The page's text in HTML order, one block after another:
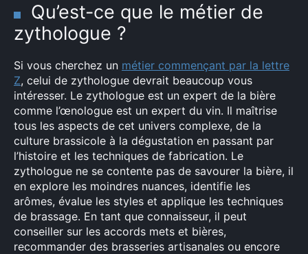
Qu’est-ce que le métier de
zythologue ?
Si vous cherchez un métier commençant par la lettre
Z, celui de zythologue devrait beaucoup vous
intéresser. Le zythologue est un expert de la bière
comme l’œnologue est un expert du vin. Il maîtrise
tous les aspects de cet univers complexe, de la
culture brassicole à la dégustation en passant par
l’histoire et les techniques de fabrication. Le
zythologue ne se contente pas de savourer la bière, il
en explore les moindres nuances, identifie les
arômes, évalue les styles et applique les techniques
de brassage. En tant que connaisseur, il peut
conseiller sur les accords mets et bières,
recommander des brasseries artisanales ou encore